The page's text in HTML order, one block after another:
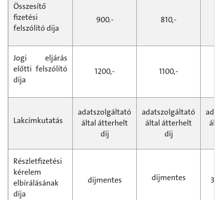
Összesítő
fizetési
felszólító díja
900.- 810,-
Jogi eljárás
előtti felszólító
díja
1200,- 1100,-
Lakcímkutatás
adatszolgáltató
által átterhelt
díj
adatszolgáltató
által átterhelt
díj
Részletfizetési
kérelem
elbírálásának
díja
díjmentes díjmentes 3